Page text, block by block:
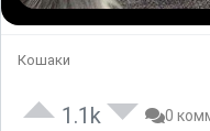
Кошаки
1.1k 0